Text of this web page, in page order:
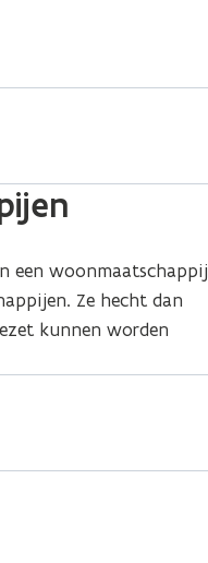
een woonmaatschappij
Ze hecht dan
kunnen worden